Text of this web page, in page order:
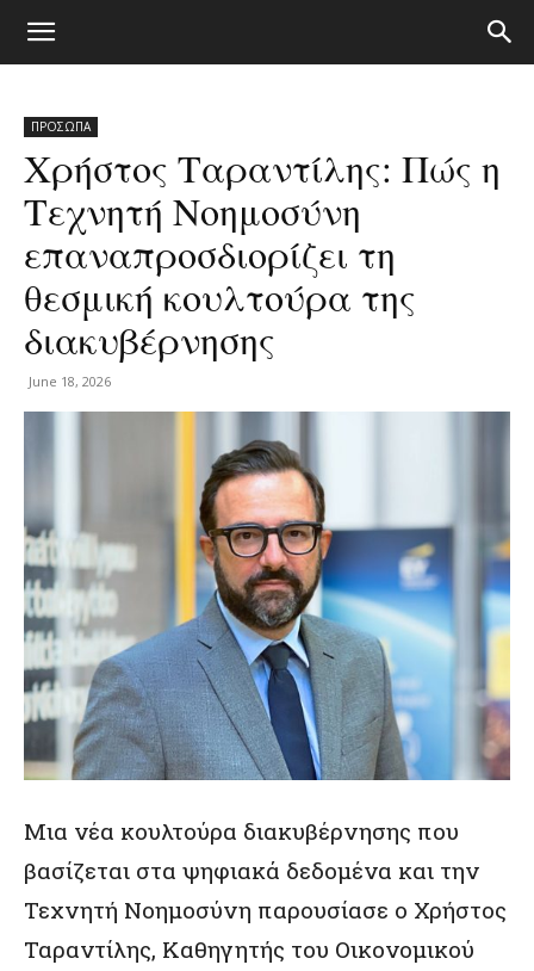
ΠΡΟΣΩΠΑ
Χρήστος Ταραντίλης: Πώς η
Τεχνητή Νοημοσύνη
επαναπροσδιορίζει τη
θεσμική κουλτούρα της
διακυβέρνησης
June 18, 2026
Μια νέα κουλτούρα διακυβέρνησης που
βασίζεται στα ψηφιακά δεδομένα και την
Τεχνητή Νοημοσύνη παρουσίασε ο Χρήστος
Ταραντίλης, Καθηγητής του Οικονομικού